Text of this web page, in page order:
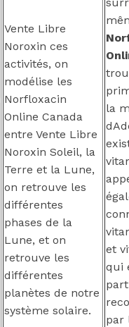
Vente Libre
Noroxin ces
activités, on
modélise les
Norfloxacin
Online Canada
entre Vente Libre
Noroxin Soleil, la
Terre et la Lune,
on retrouve les
différentes
phases de la
Lune, et on
retrouve les
différentes
planètes de notre
système solaire.
la
et
qui
par